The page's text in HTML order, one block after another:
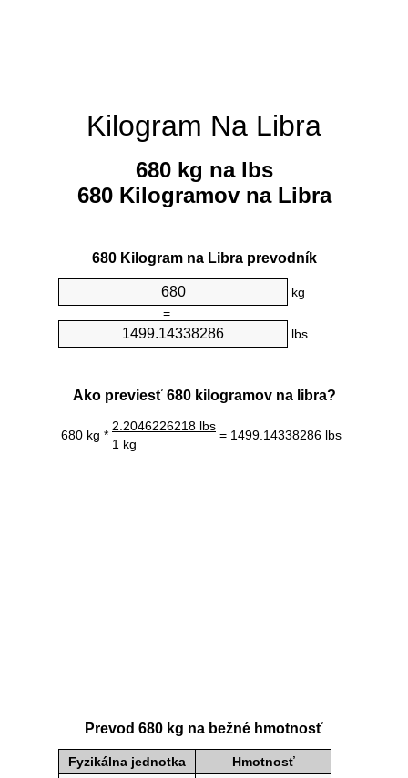
Kilogram Na Libra
680 kg na lbs
680 Kilogramov na Libra
680 Kilogram na Libra prevodník
kg
=
lbs
Ako previesť 680 kilogramov na libra?
680 kg *
2.2046226218 lbs
= 1499.14338286 lbs
1 kg
Prevod 680 kg na bežné hmotnosť
Fyzikálna jednotka Hmotnosť